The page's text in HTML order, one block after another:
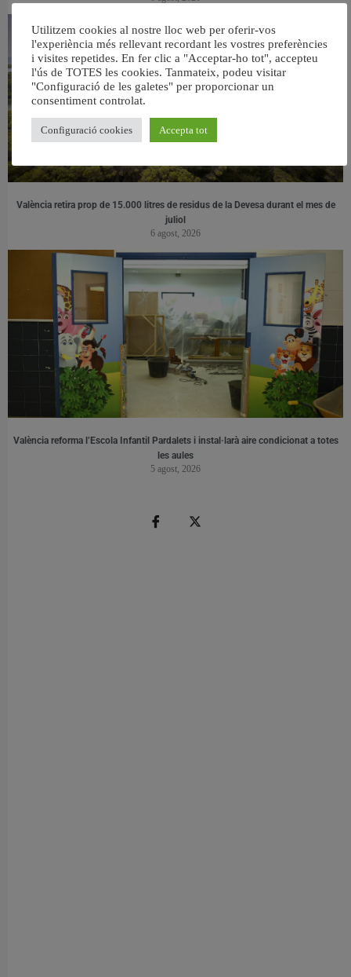
València retira prop de 15.000 litres de residus de la Devesa durant el mes de
juliol
6 agost, 2026
València reforma l’Escola Infantil Pardalets i instal·larà aire condicionat a totes
les aules
5 agost, 2026
Utilitzem cookies al nostre lloc web per oferir-vos
l'experiència més rellevant recordant les vostres preferències
i visites repetides. En fer clic a "Acceptar-ho tot", accepteu
l'ús de TOTES les cookies. Tanmateix, podeu visitar
"Configuració de les galetes" per proporcionar un
consentiment controlat.
Configuració cookies Accepta tot